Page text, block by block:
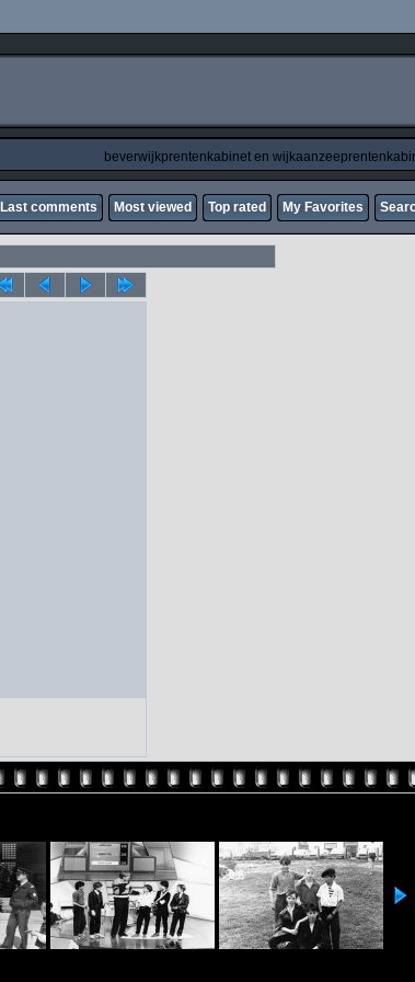
beverwijkprentenkabinet en
Last comments Most viewed Top rated My Favorites